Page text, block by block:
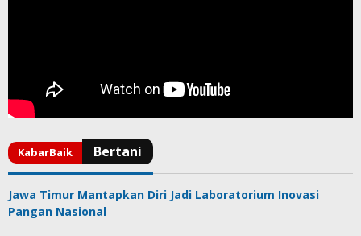
Jawa Timur Mantapkan Diri Jadi Laboratorium Inovasi
Pangan Nasional